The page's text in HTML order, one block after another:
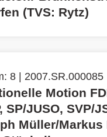
(TVS: Rytz)
8 | 2007.SR.000085
Motion
SP/JUSO, SVP/
Müller/Markus